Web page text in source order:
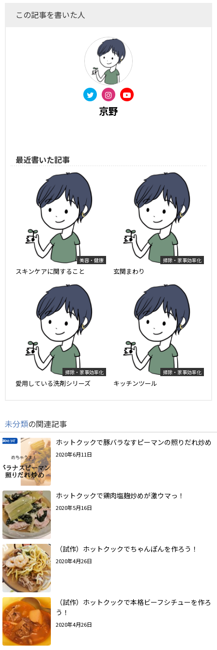
この記事を書いた人
京野
最近書いた記事
美容・健康
スキンケアに関すること
掃除・家事効率化
玄関まわり
掃除・家事効率化
愛用している洗剤シリーズ
掃除・家事効率化
キッチンツール
未分類の関連記事
ホットクックで豚バラなすピーマンの照りだれ炒め
2020年6月11日
ホットクックで鶏肉塩麹炒めが激ウマっ！
2020年5月16日
（試作）ホットクックでちゃんぽんを作ろう！
2020年4月26日
（試作）ホットクックで本格ビーフシチューを作ろ
う！
2020年4月26日